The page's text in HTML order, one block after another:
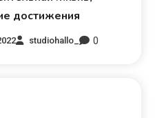
достижения
studiohallo_ 0